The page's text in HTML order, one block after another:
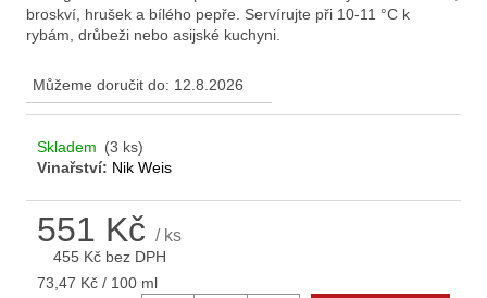
broskví, hrušek a bílého pepře. Servírujte při 10-11 °C k
rybám, drůbeži nebo asijské kuchyni.
Můžeme doručit do: 12.8.2026
Skladem (3 ks)
Vinařství: Nik Weis
551 Kč/ ks
455 Kč bez DPH
Měrná
73,47 Kč / 100 ml